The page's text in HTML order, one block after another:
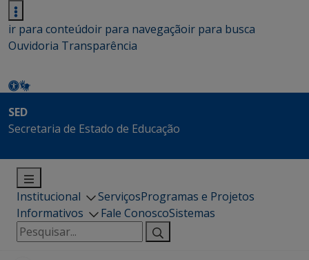
ir para conteúdoir para navegaçãoir para busca
Ouvidoria Transparência
SED
Secretaria de Estado de Educação
Institucional ServiçosProgramas e Projetos
Informativos
Fale ConoscoSistemas
Pesquisar
por: